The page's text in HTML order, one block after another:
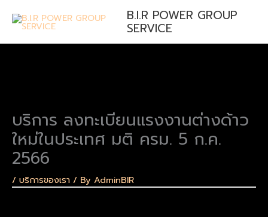
B.I.R POWER GROUP
SERVICE
บริการ ลงทะเบียนแรงงานต่างด้าว
ใหม่ในประเทศ มติ ครม. 5 ก.ค.
2566
/ บริการของเรา / By AdminBIR